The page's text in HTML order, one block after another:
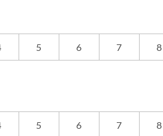
5 6 7 8
5 6 7 8